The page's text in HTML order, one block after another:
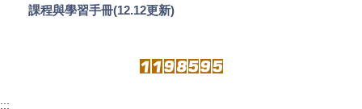
課程與學習手冊(12.12更新)
:::